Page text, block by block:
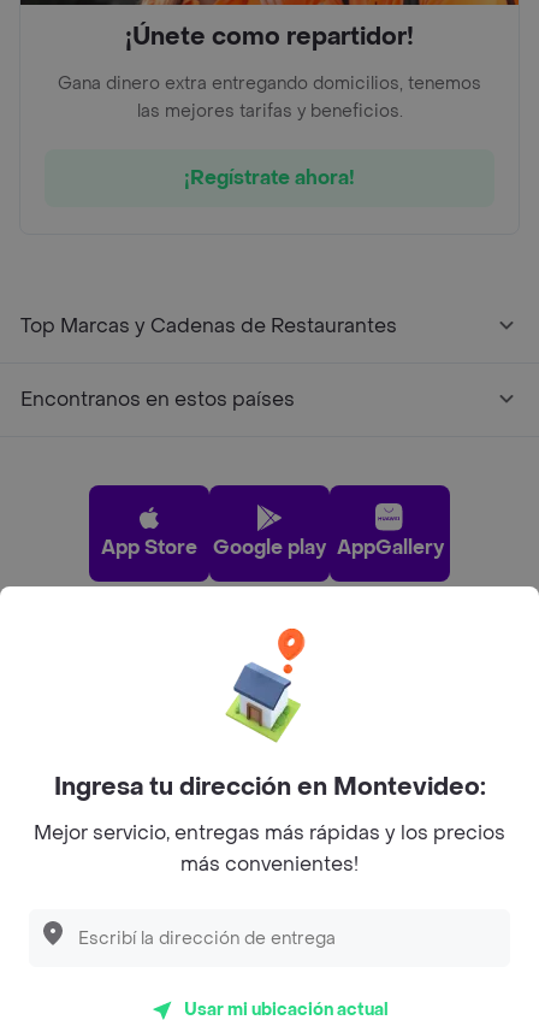
Descubre las PROMOCIONES que tenemos
¡Únete como repartidor!
Gana dinero extra entregando domicilios, tenemos
las mejores tarifas y beneficios.
¡Regístrate ahora!
Top Marcas y Cadenas de Restaurantes
Encontranos en estos países
App Store Google play AppGallery
Pide tu comida favorita cerca de ti
2026 Rappi Inc. All rights reserved.
Ingresa tu dirección en Montevideo:
Mejor servicio, entregas más rápidas y los precios
más convenientes!
Usar mi ubicación actual